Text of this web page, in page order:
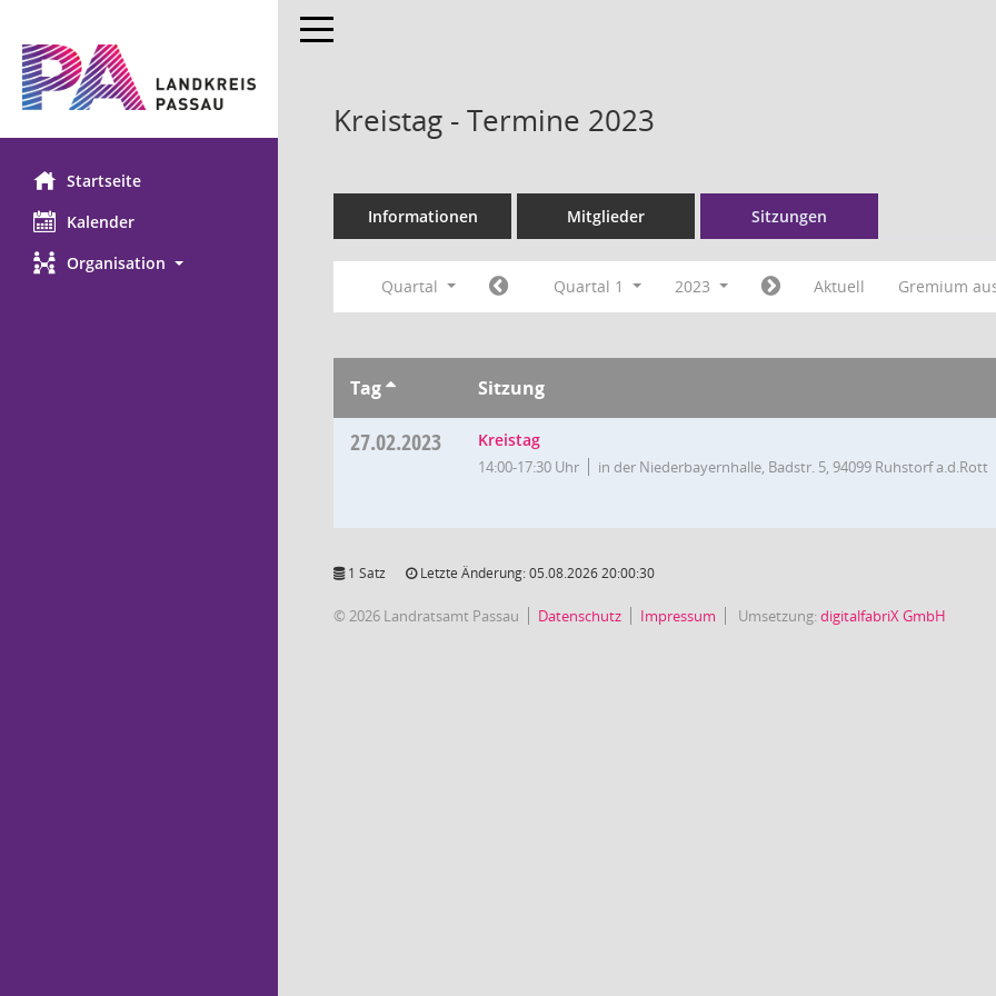
Startseite
Kalender
Organisation
Toggle navigation
Kreistag - Termine 2023
Informationen Mitglieder Sitzungen
Quartal Quartal 1 2023 Aktuell Gremium
Tag Sitzung
27.02.2023 Kreistag
14:00-17:30 Uhr in der Niederbayernhalle, Badstr. 5, 94099 Ruhstorf a.d.Rott
1 Satz Letzte Änderung: 05.08.2026 20:00:30
© 2026 Landratsamt Passau Datenschutz Impressum Umsetzung:digitalfabriX GmbH